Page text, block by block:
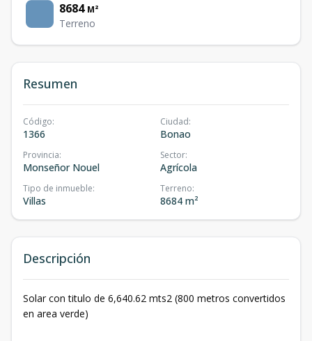
8684 M²
Terreno
Resumen
Código:
1366
Ciudad:
Bonao
Provincia:
Monseñor Nouel
Sector:
Agrícola
Tipo de inmueble:
Villas
Terreno:
8684 m²
Descripción
Solar con titulo de 6,640.62 mts2 (800 metros convertidos
en area verde)